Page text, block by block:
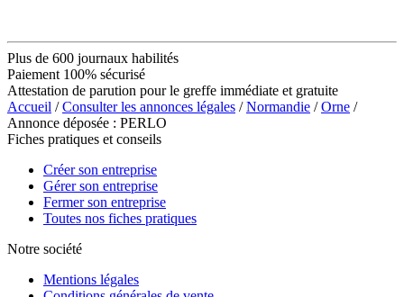
Plus de 600 journaux habilités
Paiement 100% sécurisé
Attestation de parution pour le greffe immédiate et gratuite
Accueil /Consulter les annonces légales /Normandie /Orne /
Annonce déposée : PERLO
Fiches pratiques et conseils
Créer son entreprise
Gérer son entreprise
Fermer son entreprise
Toutes nos fiches pratiques
Notre société
Mentions légales